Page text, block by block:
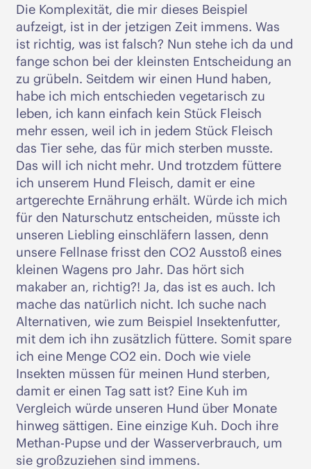
Die Komplexität, die mir dieses Beispiel
aufzeigt, ist in der jetzigen Zeit immens. Was
ist richtig, was ist falsch? Nun stehe ich da und
fange schon bei der kleinsten Entscheidung an
zu grübeln. Seitdem wir einen Hund haben,
habe ich mich entschieden vegetarisch zu
leben, ich kann einfach kein Stück Fleisch
mehr essen, weil ich in jedem Stück Fleisch
das Tier sehe, das für mich sterben musste.
Das will ich nicht mehr. Und trotzdem füttere
ich unserem Hund Fleisch, damit er eine
artgerechte Ernährung erhält. Würde ich mich
für den Naturschutz entscheiden, müsste ich
unseren Liebling einschläfern lassen, denn
unsere Fellnase frisst den CO2 Ausstoß eines
kleinen Wagens pro Jahr. Das hört sich
makaber an, richtig?! Ja, das ist es auch. Ich
mache das natürlich nicht. Ich suche nach
Alternativen, wie zum Beispiel Insektenfutter,
mit dem ich ihn zusätzlich füttere. Somit spare
ich eine Menge CO2 ein. Doch wie viele
Insekten müssen für meinen Hund sterben,
damit er einen Tag satt ist? Eine Kuh im
Vergleich würde unseren Hund über Monate
hinweg sättigen. Eine einzige Kuh. Doch ihre
Methan-Pupse und der Wasserverbrauch, um
sie großzuziehen sind immens.